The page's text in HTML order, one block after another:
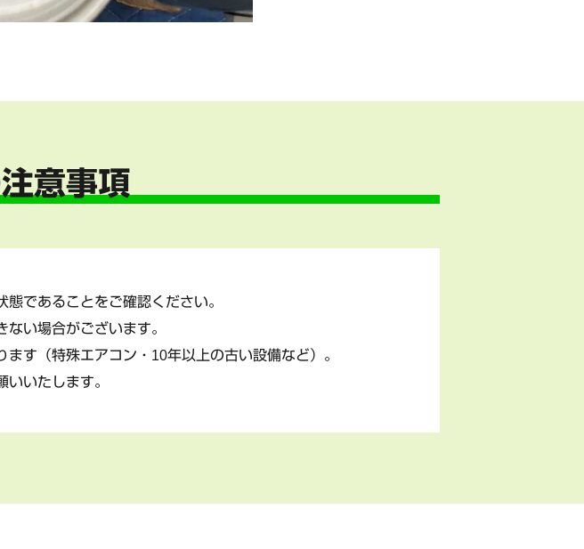
意事項
であることをご確認ください。
い場合がございます。
す（特殊エアコン・10年以上の古い設備など）。
いたします。